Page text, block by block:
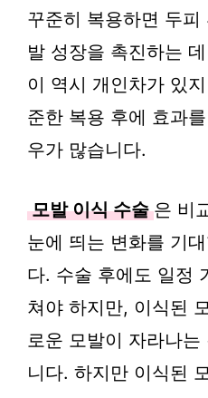
꾸준히 복용하면 두
발 성장을 촉진하는
이 역시 개인차가 있
준한 복용 후에 효과
우가 많습니다.
모발 이식 수술 은 비
눈에 띄는 변화를 기
다. 수술 후에도 일정
쳐야 하지만, 이식된
로운 모발이 자라나
니다. 하지만 이식된